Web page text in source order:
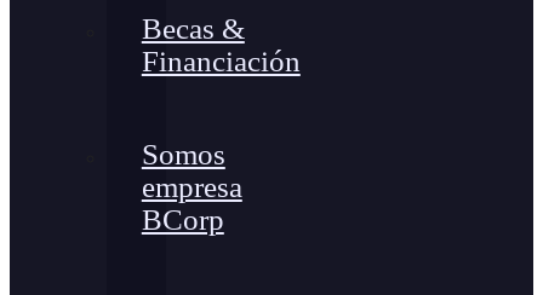
Becas &
Financiación
Somos
empresa
BCorp